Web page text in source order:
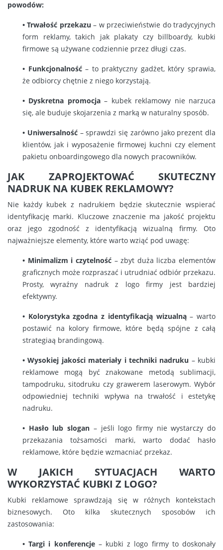
powodów:
• Trwałość przekazu – w przeciwieństwie do tradycyjnych
form reklamy, takich jak plakaty czy billboardy, kubki
firmowe są używane codziennie przez długi czas.
• Funkcjonalność– to praktyczny gadżet, który sprawia,
że odbiorcy chętnie z niego korzystają.
• Dyskretna promocja– kubek reklamowy nie narzuca
się, ale buduje skojarzenia z marką w naturalny sposób.
• Uniwersalność– sprawdzi się zarówno jako prezent dla
klientów, jak i wyposażenie firmowej kuchni czy element
pakietu onboardingowego dla nowych pracowników.
JAK ZAPROJEKTOWAĆ SKUTECZNY
NADRUK NA KUBEK REKLAMOWY?
Nie każdy kubek z nadrukiem będzie skutecznie wspierać
identyfikację marki. Kluczowe znaczenie ma jakość projektu
oraz jego zgodność z identyfikacją wizualną firmy. Oto
najważniejsze elementy, które warto wziąć pod uwagę:
• Minimalizm i czytelność– zbyt duża liczba elementów
graficznych może rozpraszać i utrudniać odbiór przekazu.
Prosty, wyraźny nadruk z logo firmy jest bardziej
efektywny.
• Kolorystyka zgodna z identyfikacją wizualną– warto
postawić na kolory firmowe, które będą spójne z całą
strategiaą brandingową.
• Wysokiej jakości materiały i techniki nadruku – kubki
reklamowe mogą być znakowane metodą sublimacji,
tampodruku, sitodruku czy grawerem laserowym. Wybór
odpowiedniej techniki wpływa na trwałość i estetykę
nadruku.
• Hasło lub slogan – jeśli logo firmy nie wystarczy do
przekazania tożsamości marki, warto dodać hasło
reklamowe, które będzie wzmacniać przekaz.
W JAKICH SYTUACJACH WARTO
WYKORZYSTAĆ KUBKI Z LOGO?
Kubki reklamowe sprawdzają się w różnych kontekstach
biznesowych. Oto kilka skutecznych sposobów ich
zastosowania:
• Targi i konferencje– kubki z logo firmy to doskonały